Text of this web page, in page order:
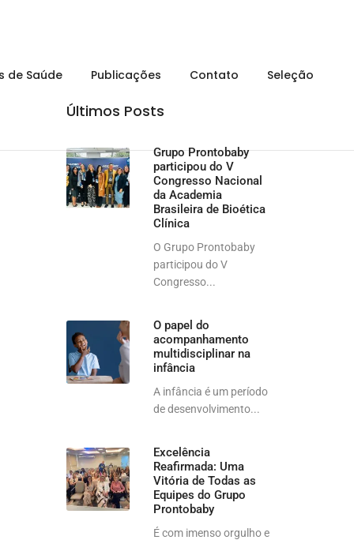
de Saúde Publicações Contato Seleção
Últimos Posts
Grupo Prontobaby
participou do V
Congresso Nacional
da Academia
Brasileira de Bioética
Clínica
O Grupo Prontobaby
participou do V
Congresso...
O papel do
acompanhamento
multidisciplinar na
infância
A infância é um período
de desenvolvimento...
Excelência
Reafirmada: Uma
Vitória de Todas as
Equipes do Grupo
Prontobaby
É com imenso orgulho e